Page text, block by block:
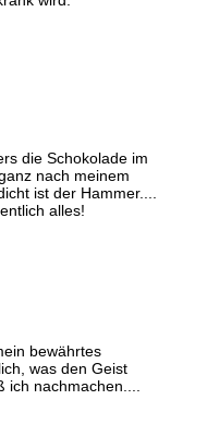
die Schokolade im
nach meinem
ist der Hammer....
alles!
bewährtes
was den Geist
ich nachmachen....